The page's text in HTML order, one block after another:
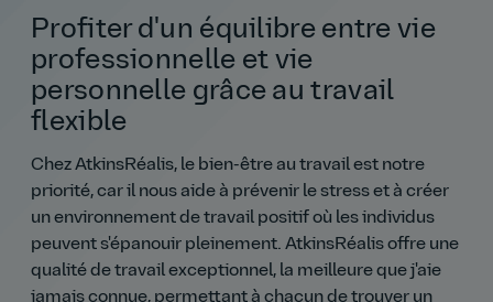
Profiter d'un équilibre entre vie
professionnelle et vie
personnelle grâce au travail
flexible
Chez AtkinsRéalis, le bien-être au travail est notre
priorité, car il nous aide à prévenir le stress et à créer
un environnement de travail positif où les individus
peuvent s'épanouir pleinement. AtkinsRéalis offre une
qualité de travail exceptionnel, la meilleure que j'aie
jamais connue, permettant à chacun de trouver un